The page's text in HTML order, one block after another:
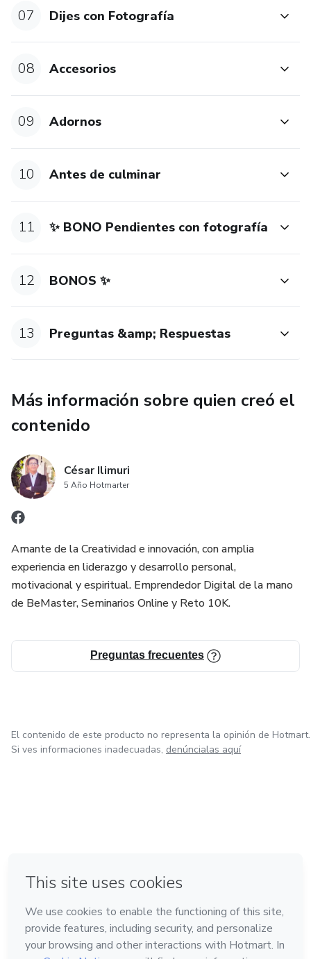
07 Dijes con Fotografía
08 Accesorios
09 Adornos
10 Antes de culminar
11 ✨ BONO Pendientes con fotografía
12 BONOS ✨
13 Preguntas &amp; Respuestas
Más información sobre quien creó el
contenido
César Ilimuri
5 Año Hotmarter
Amante de la Creatividad e innovación, con amplia
experiencia en liderazgo y desarrollo personal,
motivacional y espiritual. Emprendedor Digital de la mano
de BeMaster, Seminarios Online y Reto 10K.
Preguntas frecuentes
El contenido de este producto no representa la opinión de Hotmart.
Si ves informaciones inadecuadas, denúncialas aquí
Hecho con❤ en Belo Horizonte